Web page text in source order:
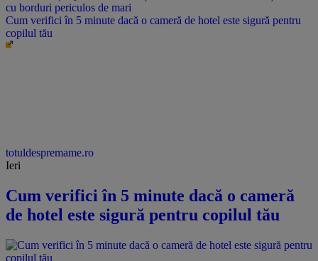
Cum verifici în 5 minute dacă o cameră de hotel este sigură pentru
copilul tău
totuldespremame.ro
Ieri
Cum verifici în 5 minute dacă o cameră
de hotel este sigură pentru copilul tău